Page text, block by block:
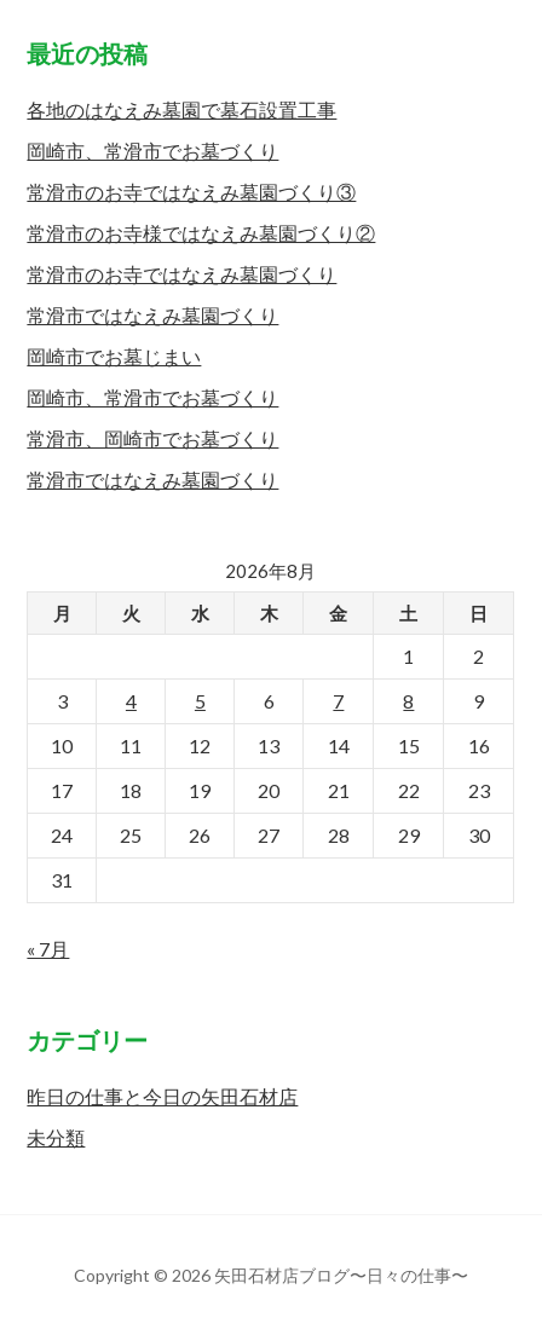
最近の投稿
各地のはなえみ墓園で墓石設置工事
岡崎市、常滑市でお墓づくり
常滑市のお寺ではなえみ墓園づくり③
常滑市のお寺様ではなえみ墓園づくり②
常滑市のお寺ではなえみ墓園づくり
常滑市ではなえみ墓園づくり
岡崎市でお墓じまい
岡崎市、常滑市でお墓づくり
常滑市、岡崎市でお墓づくり
常滑市ではなえみ墓園づくり
2026年8月
月
火 水 木 金 土 日
1
2
3
4 5 6 7 8
9
10
11 12 13 14 15
16
17
18 19 20 21 22
23
24
25 26 27 28 29
30
31
« 7月
カテゴリー
昨日の仕事と今日の矢田石材店
未分類
Copyright © 2026 矢田石材店ブログ〜日々の仕事〜